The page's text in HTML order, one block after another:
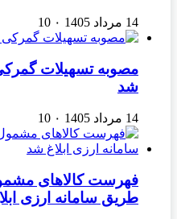
14 مرداد 1405 ۰ 10
مصوبه تسهیلات
شد
14 مرداد 1405 ۰ 10
فهرست کالاهای
طریق سامانه ارزی